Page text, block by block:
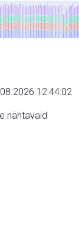
12:44:02
nähtavaid